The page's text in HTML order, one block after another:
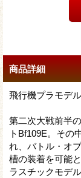
商品詳細
飛行機プラモデル
第二次大戦前半
トBf109E。その
れ、バトル・オ
槽の装着を可能
ラスチックモデ